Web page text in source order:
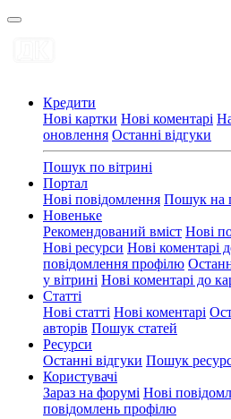
Кредити
Нові картки Нові коментарі
оновлення Останні відгуки
Пошук по вітрині
Портал
Нові повідомлення Пошук на
Новеньке
Рекомендований вміст Нові
Нові ресурси Нові коментарі
повідомлення профілю
у вітрині Нові коментарі до
Статті
Нові статті Нові коментарі
авторів Пошук статей
Ресурси
Останні відгуки Пошук
Користувачі
Зараз на форумі Нові
повідомлень профілю